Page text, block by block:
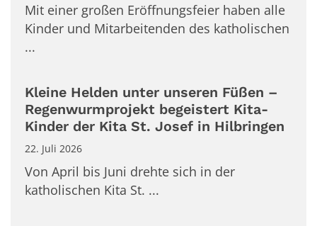
Mit einer großen Eröffnungsfeier haben alle
Kinder und Mitarbeitenden des katholischen
...
Kleine Helden unter unseren Füßen –
Regenwurmprojekt begeistert Kita-
Kinder der Kita St. Josef in Hilbringen
22. Juli 2026
Von April bis Juni drehte sich in der
katholischen Kita St. ...